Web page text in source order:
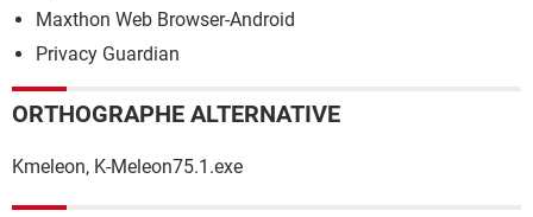
Maxthon Web Browser-Android
Privacy Guardian
ORTHOGRAPHE ALTERNATIVE
Kmeleon, K-Meleon75.1.exe